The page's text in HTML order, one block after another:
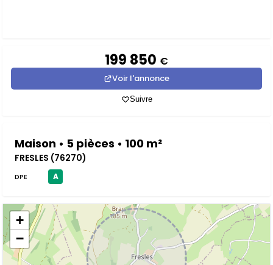
199 850 €
Voir l'annonce
Suivre
Maison • 5 pièces • 100 m²
FRESLES (76270)
DPE A
+
−